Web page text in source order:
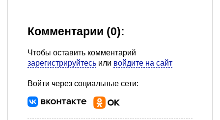
Комментарии (0):
Чтобы оставить комментарий
зарегистрируйтесь или войдите на сайт
Войти через социальные сети: